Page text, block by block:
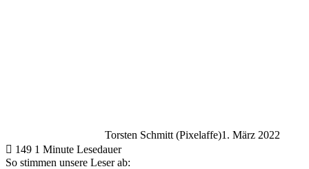
Torsten Schmitt (Pixelaffe)1. März 2022
149 1 Minute Lesedauer
So stimmen unsere Leser ab: